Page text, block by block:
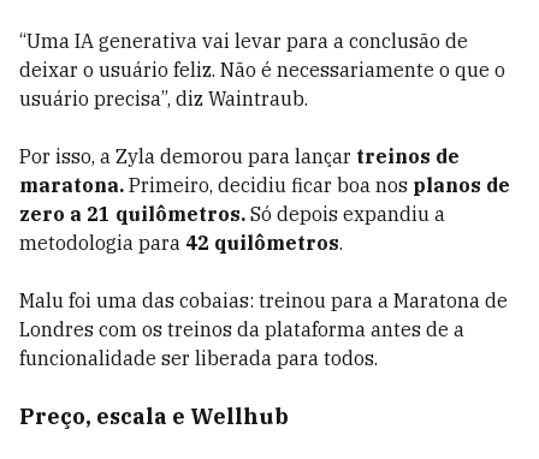
“Uma IA generativa vai levar para a conclusão de
deixar o usuário feliz. Não é necessariamente o que o
usuário precisa”, diz Waintraub.
Por isso, a Zyla demorou para lançar treinos de
maratona. Primeiro, decidiu ficar boa nos planos de
zero a 21 quilômetros. Só depois expandiu a
metodologia para 42 quilômetros.
Malu foi uma das cobaias: treinou para a Maratona de
Londres com os treinos da plataforma antes de a
funcionalidade ser liberada para todos.
Preço, escala e Wellhub